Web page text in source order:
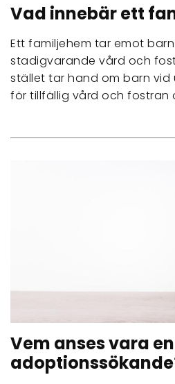
Vad innebär ett
Ett familjehem tar emot
stadigvarande vård och
stället tar hand om barn
för tillfällig vård och fostran
Vem anses vara